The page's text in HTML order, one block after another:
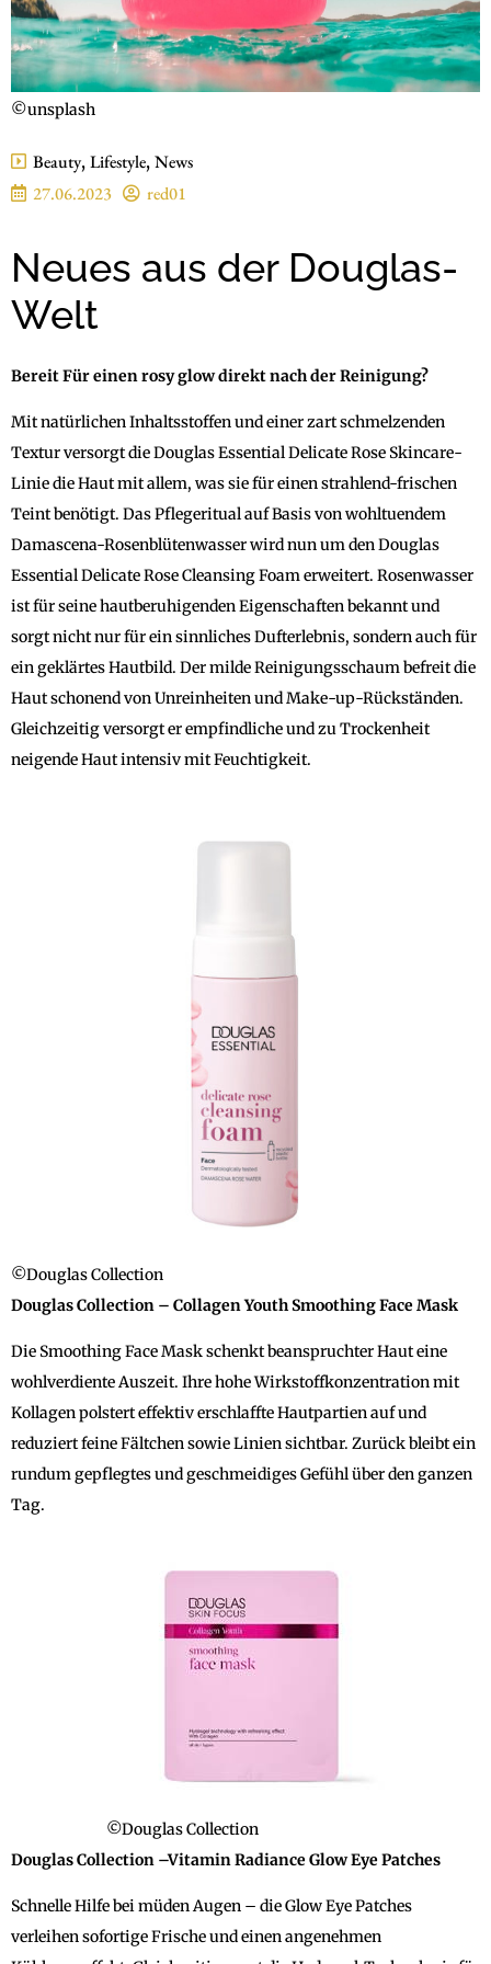
©unsplash
Beauty, Lifestyle, News
27.06.2023
red01
Neues aus der Douglas-
Welt
Bereit Für einen rosy glow direkt nach der Reinigung?
Mit natürlichen Inhaltsstoffen und einer zart schmelzenden
Textur versorgt die Douglas Essential Delicate Rose Skincare-
Linie die Haut mit allem, was sie für einen strahlend-frischen
Teint benötigt. Das Pflegeritual auf Basis von wohltuendem
Damascena-Rosenblütenwasser wird nun um den Douglas
Essential Delicate Rose Cleansing Foam erweitert. Rosenwasser
ist für seine hautberuhigenden Eigenschaften bekannt und
sorgt nicht nur für ein sinnliches Dufterlebnis, sondern auch für
ein geklärtes Hautbild. Der milde Reinigungsschaum befreit die
Haut schonend von Unreinheiten und Make-up-Rückständen.
Gleichzeitig versorgt er empfindliche und zu Trockenheit
neigende Haut intensiv mit Feuchtigkeit.
©Douglas Collection
Douglas Collection – Collagen Youth Smoothing Face Mask
Die Smoothing Face Mask schenkt beanspruchter Haut eine
wohlverdiente Auszeit. Ihre hohe Wirkstoffkonzentration mit
Kollagen polstert effektiv erschlaffte Hautpartien auf und
reduziert feine Fältchen sowie Linien sichtbar. Zurück bleibt ein
rundum gepflegtes und geschmeidiges Gefühl über den ganzen
Tag.
©Douglas Collection
Douglas Collection –Vitamin Radiance Glow Eye Patches
Schnelle Hilfe bei müden Augen – die Glow Eye Patches
verleihen sofortige Frische und einen angenehmen